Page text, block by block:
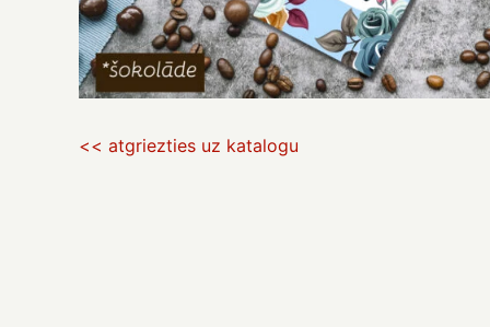
<< atgriezties uz katalogu